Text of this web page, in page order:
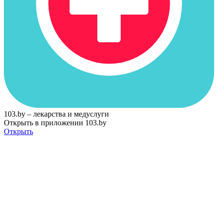
103.by – лекарства и медуслуги
Открыть в приложении 103.by
Открыть